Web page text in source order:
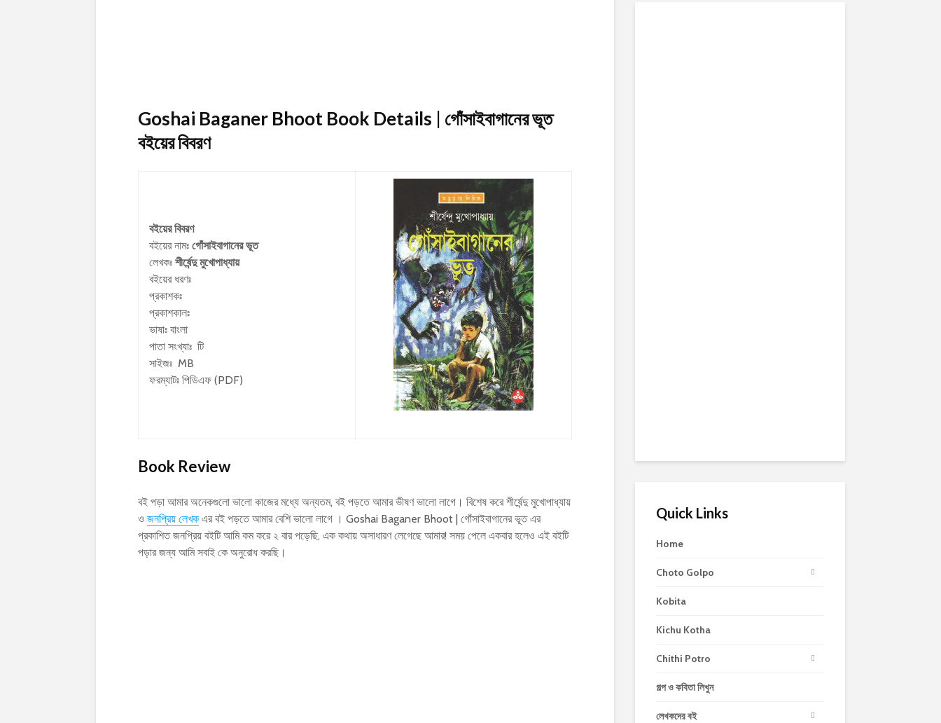
Goshai Baganer Bhoot Book Details | গোঁসাইবাগানের ভূত
বইয়ের বিবরণ
বইয়ের বিবরণ
বইয়ের নামঃ গোঁসাইবাগানের ভূত
লেখকঃ শীর্ষেন্দু মুখোপাধ্যায়
বইয়ের ধরণঃ
প্রকাশকঃ
প্রকাশকালঃ
ভাষাঃ বাংলা
পাতা সংখ্যাঃ টি
সাইজঃ MB
ফরম্যাটঃ পিডিএফ (PDF)
Book Review
বই পড়া আমার অনেকগুলো ভালো কাজের মধ্যে অন্যতম, বই পড়তে আমার ভীষণ ভালো লাগে। বিশেষ করে শীর্ষেন্দু মুখোপাধ্যায়
ও জনপ্রিয় লেখক এর বই পড়তে আমার বেশি ভালো লাগে । Goshai Baganer Bhoot | গোঁসাইবাগানের ভূত এর
প্রকাশিত জনপ্রিয় বইটি আমি কম করে ২ বার পড়েছি, এক কথায় অসাধারণ লেগেছে আমার! সময় পেলে একবার হলেও এই বইটি
পড়ার জন্য আমি সবাই কে অনুরোধ করছি।
Quick Links
Home
Choto Golpo
Kobita
Kichu Kotha
Chithi Potro
গল্প ও কবিতা লিখুন
লেখকদের বই